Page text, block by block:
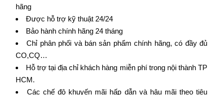
hãng
Được hỗ trợ kỹ thuật 24/24
Bảo hành chính hãng 24 tháng
Chỉ phân phối và bán sản phẩm chính hãng, có đầy đủ
CO,CQ…
Hỗ trợ tại địa chỉ khách hàng miễn phí trong nội thành TP
HCM.
Các chế độ khuyến mãi hấp dẫn và hậu mãi theo tiêu